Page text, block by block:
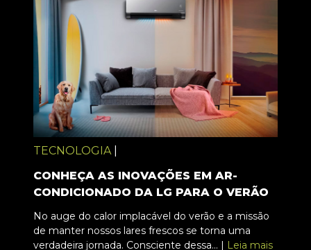
TECNOLOGIA
CONHEÇA AS INOVAÇÕES EM AR-
CONDICIONADO DA LG PARA O VERÃO
No auge do calor implacável do verão e a missão
de manter nossos lares frescos se torna uma
verdadeira jornada. Consciente dessa... | Leia mais